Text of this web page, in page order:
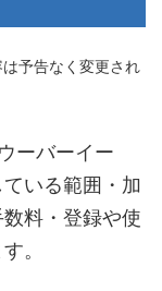
予告なく変更され
ーバーイー
いる範囲・加
料・登録や使
。